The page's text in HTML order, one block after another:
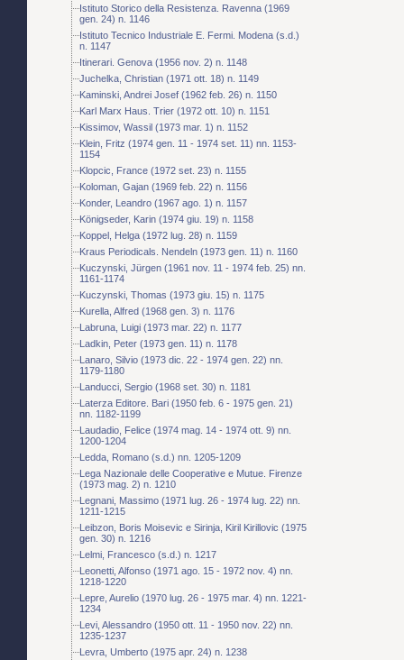
Istituto Storico della Resistenza. Ravenna (1969
gen. 24) n. 1146
Istituto Tecnico Industriale E. Fermi. Modena (s.d.)
n. 1147
Itinerari. Genova (1956 nov. 2) n. 1148
Juchelka, Christian (1971 ott. 18) n. 1149
Kaminski, Andrei Josef (1962 feb. 26) n. 1150
Karl Marx Haus. Trier (1972 ott. 10) n. 1151
Kissimov, Wassil (1973 mar. 1) n. 1152
Klein, Fritz (1974 gen. 11 - 1974 set. 11) nn. 1153-
1154
Klopcic, France (1972 set. 23) n. 1155
Koloman, Gajan (1969 feb. 22) n. 1156
Konder, Leandro (1967 ago. 1) n. 1157
Königseder, Karin (1974 giu. 19) n. 1158
Koppel, Helga (1972 lug. 28) n. 1159
Kraus Periodicals. Nendeln (1973 gen. 11) n. 1160
Kuczynski, Jürgen (1961 nov. 11 - 1974 feb. 25) nn.
1161-1174
Kuczynski, Thomas (1973 giu. 15) n. 1175
Kurella, Alfred (1968 gen. 3) n. 1176
Labruna, Luigi (1973 mar. 22) n. 1177
Ladkin, Peter (1973 gen. 11) n. 1178
Lanaro, Silvio (1973 dic. 22 - 1974 gen. 22) nn.
1179-1180
Landucci, Sergio (1968 set. 30) n. 1181
Laterza Editore. Bari (1950 feb. 6 - 1975 gen. 21)
nn. 1182-1199
Laudadio, Felice (1974 mag. 14 - 1974 ott. 9) nn.
1200-1204
Ledda, Romano (s.d.) nn. 1205-1209
Lega Nazionale delle Cooperative e Mutue. Firenze
(1973 mag. 2) n. 1210
Legnani, Massimo (1971 lug. 26 - 1974 lug. 22) nn.
1211-1215
Leibzon, Boris Moisevic e Sirinja, Kiril Kirillovic (1975
gen. 30) n. 1216
Lelmi, Francesco (s.d.) n. 1217
Leonetti, Alfonso (1971 ago. 15 - 1972 nov. 4) nn.
1218-1220
Lepre, Aurelio (1970 lug. 26 - 1975 mar. 4) nn. 1221-
1234
Levi, Alessandro (1950 ott. 11 - 1950 nov. 22) nn.
1235-1237
Levra, Umberto (1975 apr. 24) n. 1238